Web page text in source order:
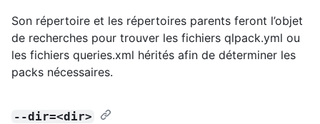
Son répertoire et les répertoires parents feront l’objet
de recherches pour trouver les fichiers qlpack.yml ou
les fichiers queries.xml hérités afin de déterminer les
packs nécessaires.
--dir=<dir>